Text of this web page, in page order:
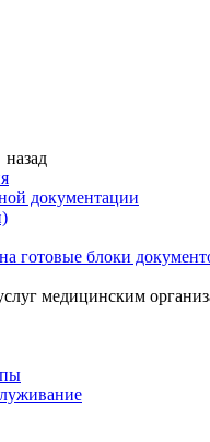
назад
документации
готовые блоки
медицинским